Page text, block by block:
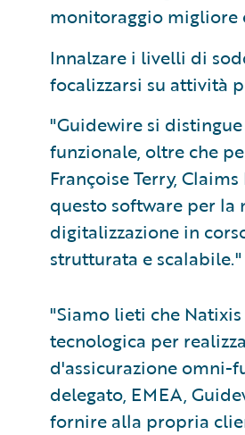
monitoraggio migliore
Innalzare i livelli di
focalizzarsi su attività
"Guidewire si
funzionale, oltre che
Françoise Terry,
questo software per
digitalizzazione in
strutturata e scalabile."
"Siamo lieti che
tecnologica per
d'assicurazione omni-
delegato, EMEA,
fornire alla propria